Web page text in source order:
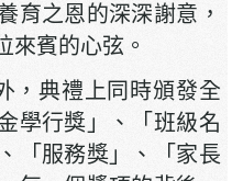
育之恩的深深謝意，
來賓的心弦。
典禮上同時頒發全
學行獎」、「班級名
「服務獎」、「家長